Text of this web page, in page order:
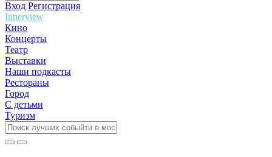
Вход Регистрация
Innerview
Кино
Концерты
Театр
Выставки
Наши подкасты
Рестораны
Город
С детьми
Туризм